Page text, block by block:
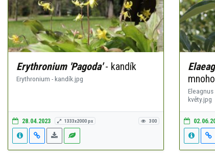
Erythronium 'Pagoda'- kandík
Erythronium - kandík.jpg
28.04.2023 1333x2000 px 300
květy.jpg